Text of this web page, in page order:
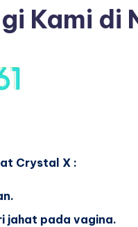
Kami di
Crystal X :
jahat pada vagina.